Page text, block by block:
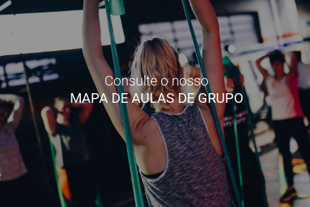
Consulte o nosso
MAPA DE AULAS DE GRUPO